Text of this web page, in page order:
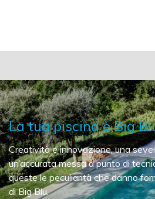
La tua piscina è Big
Creatività e innovazione, una
un’accurata messa a punto di
queste le peculiarità che danno
di Big Blu.